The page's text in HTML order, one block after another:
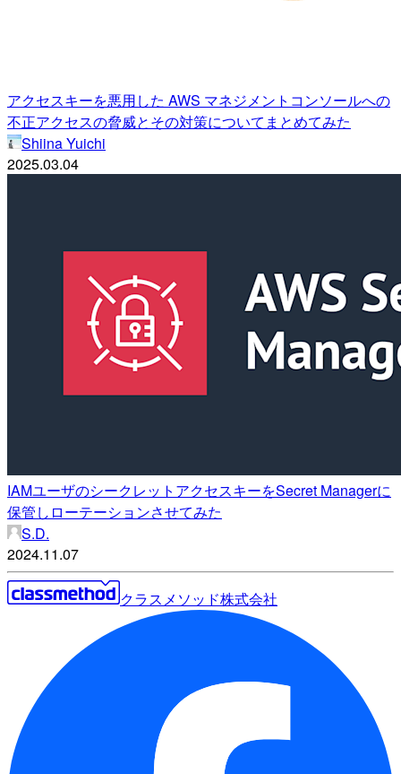
アクセスキーを悪用した AWS マネジメントコンソールへの
不正アクセスの脅威とその対策についてまとめてみた
Shiina Yuichi
2025.03.04
IAMユーザのシークレットアクセスキーをSecret Managerに
保管しローテーションさせてみた
S.D.
2024.11.07
クラスメソッド株式会社